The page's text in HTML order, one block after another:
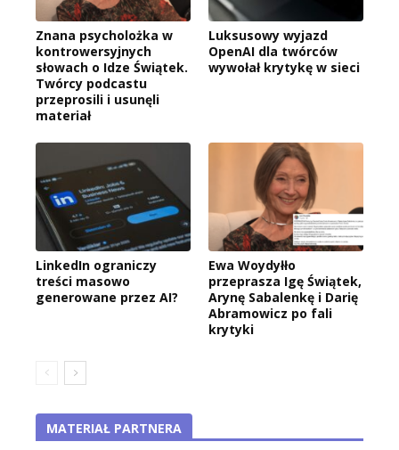
Znana psycholożka w
kontrowersyjnych
słowach o Idze Świątek.
Twórcy podcastu
przeprosili i usunęli
materiał
Luksusowy wyjazd
OpenAI dla twórców
wywołał krytykę w sieci
LinkedIn ograniczy
treści masowo
generowane przez AI?
Ewa Woydyłło
przeprasza Igę Świątek,
Arynę Sabalenkę i Darię
Abramowicz po fali
krytyki
MATERIAŁ PARTNERA